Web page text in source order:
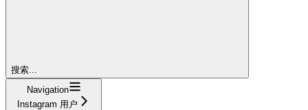
搜索...
Navigation
Instagram 用户